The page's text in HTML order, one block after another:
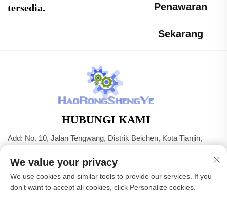
tersedia.
Penawaran
Sekarang
HUBUNGI KAMI
Add: No. 10, Jalan Tengwang, Distrik Beichen, Kota Tianjin,
Telp:+86-22 83703208
Surel:[email protected]
We value your privacy
We use cookies and similar tools to provide our services. If you
don't want to accept all cookies, click Personalize cookies.